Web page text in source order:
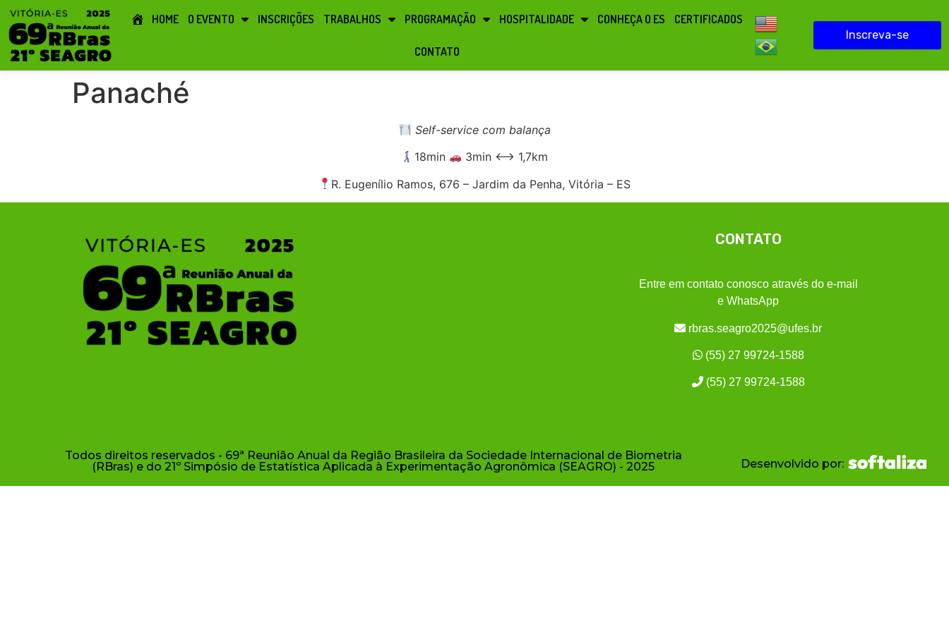
HOME O EVENTO INSCRIÇÕES TRABALHOS PROGRAMAÇÃO HOSPITALIDADE CONHEÇA O ES CERTIFICADOS
CONTATO
Inscreva-se
Panaché
Self-service com balança
18min
3min ⟷ 1,7km
R. Eugenílio Ramos, 676 – Jardim da Penha, Vitória – ES
CONTATO
Entre em contato conosco através do e-mail
e WhatsApp
rbras.seagro2025@ufes.br
(55) 27 99724-1588
(55) 27 99724-1588
Todos direitos reservados - 69ª Reunião Anual da Região Brasileira da Sociedade Internacional de Biometria
(RBras) e do 21º Simpósio de Estatística Aplicada à Experimentação Agronômica (SEAGRO) - 2025
Desenvolvido por: